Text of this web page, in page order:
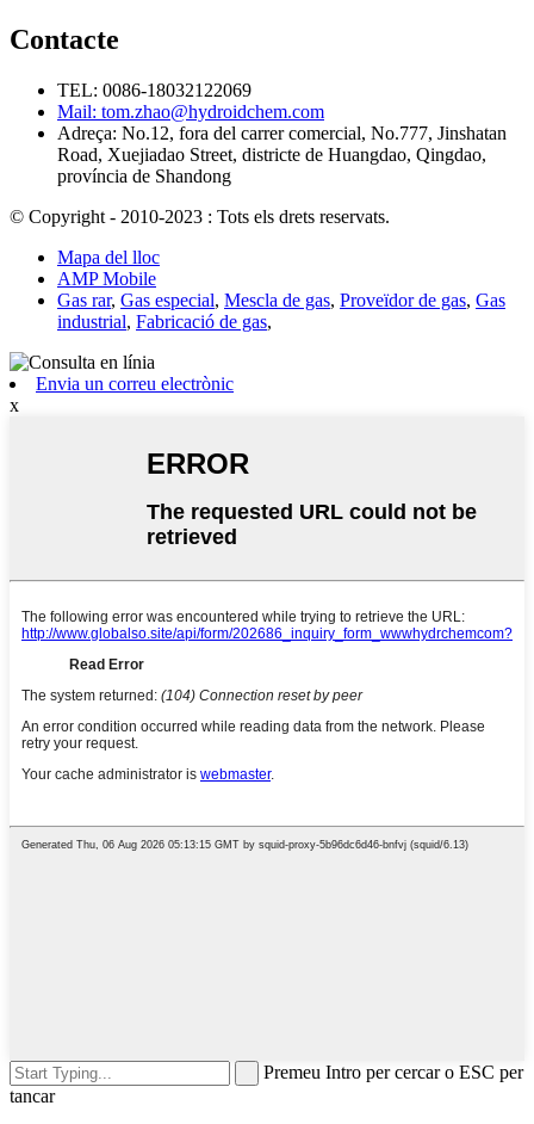
Contacte
TEL: 0086-18032122069
Mail: tom.zhao@hydroidchem.com
Adreça: No.12, fora del carrer comercial, No.777, Jinshatan
Road, Xuejiadao Street, districte de Huangdao, Qingdao,
província de Shandong
© Copyright - 2010-2023 : Tots els drets reservats.
Mapa del lloc
AMP Mobile
Gas rar, Gas especial, Mescla de gas, Proveïdor de gas, Gas
industrial, Fabricació de gas,
Envia un correu electrònic
x
Premeu Intro per cercar o ESC per
tancar